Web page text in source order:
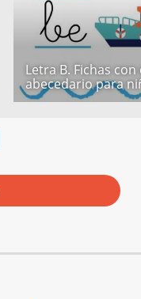
Letra B. Fichas con
abecedario para